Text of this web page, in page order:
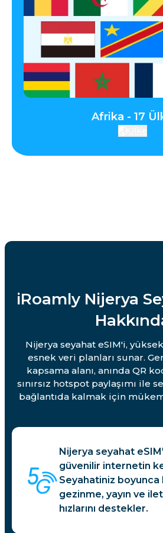
Afrika - 17
iRoamly Nijerya
Nijerya seyahat eSIM'i,
esnek veri planları sunar.
kapsama alanı, anında QR
sınırsız hotspot paylaşımı ile
bağlantıda kalmak için
Nijerya seyahat
güvenilir internetin
Seyahatiniz boyunca
gezinme, yayın ve
hızlarını destekler.